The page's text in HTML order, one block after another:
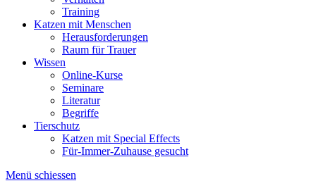
Training
Katzen mit Menschen
Herausforderungen
Raum für Trauer
Wissen
Online-Kurse
Seminare
Literatur
Begriffe
Tierschutz
Katzen mit Special Effects
Für-Immer-Zuhause gesucht
Menü schiessen